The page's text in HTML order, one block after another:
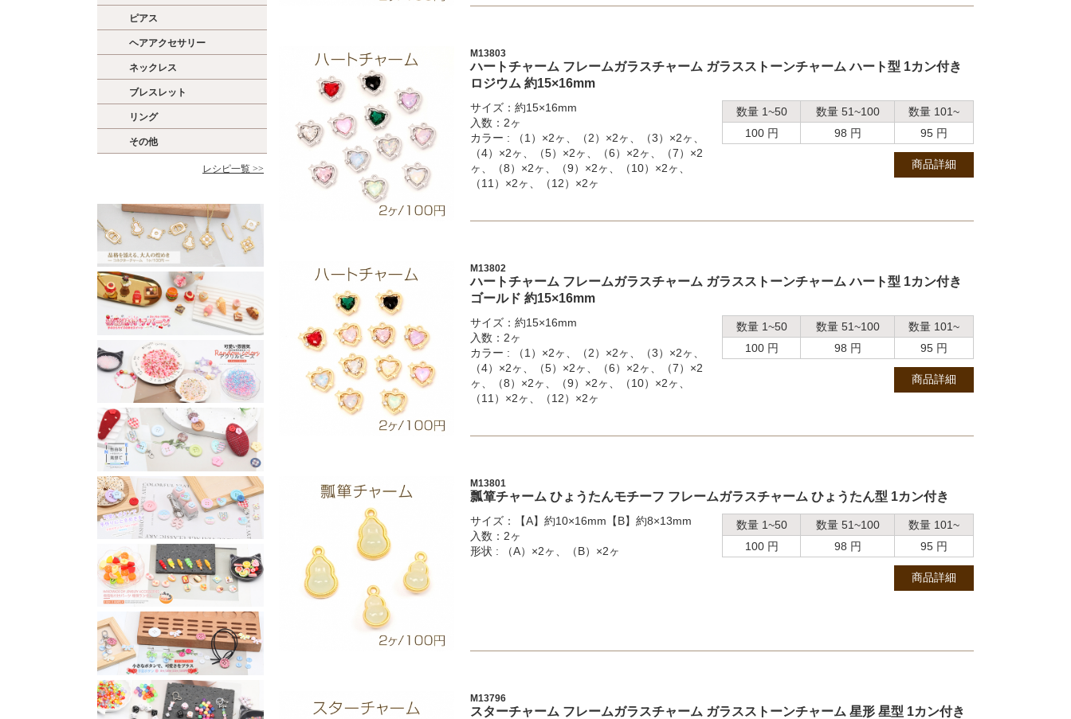
ピアス
ヘアアクセサリー
ネックレス
ブレスレット
リング
その他
レシピ一覧 >>
M13803
ハートチャーム フレームガラスチャーム ガラスストーンチャーム ハート型 1カン付き
ロジウム 約15×16mm
サイズ：約15×16mm
入数：2ヶ
カラー : （1）×2ヶ、（2）×2ヶ、（3）×2ヶ、
（4）×2ヶ、（5）×2ヶ、（6）×2ヶ、（7）×2
ヶ、（8）×2ヶ、（9）×2ヶ、（10）×2ヶ、
（11）×2ヶ、（12）×2ヶ
数量 1~50 数量 51~100
数量 101~
100 円
98 円 95 円
商品詳細
M13802
ハートチャーム フレームガラスチャーム ガラスストーンチャーム ハート型 1カン付き
ゴールド 約15×16mm
サイズ：約15×16mm
入数：2ヶ
カラー : （1）×2ヶ、（2）×2ヶ、（3）×2ヶ、
（4）×2ヶ、（5）×2ヶ、（6）×2ヶ、（7）×2
ヶ、（8）×2ヶ、（9）×2ヶ、（10）×2ヶ、
（11）×2ヶ、（12）×2ヶ
数量 1~50 数量 51~100
数量 101~
100 円
98 円 95 円
商品詳細
M13801
瓢箪チャーム ひょうたんモチーフ フレームガラスチャーム ひょうたん型 1カン付き
サイズ：【A】約10×16mm【B】約8×13mm
入数：2ヶ
形状 : （A）×2ヶ、（B）×2ヶ
数量 1~50 数量 51~100
数量 101~
100 円
98 円 95 円
商品詳細
M13796
スターチャーム フレームガラスチャーム ガラスストーンチャーム 星形 星型 1カン付き